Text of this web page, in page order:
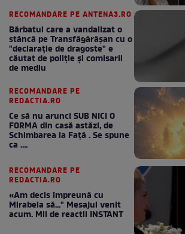
RECOMANDARE PE ANTENA3.RO
Bărbatul care a vandalizat o
stâncă pe Transfăgărășan cu o
"declaraţie de dragoste" e
căutat de poliție și comisarii
de mediu
RECOMANDARE PE
REDACTIA.RO
Ce să nu arunci SUB NICI O
FORMA din casă astăzi, de
Schimbarea la Față . Se spune
ca ....
RECOMANDARE PE
REDACTIA.RO
«Am decis împreună cu
Mirabela să..." Mesajul venit
acum. Mii de reactii INSTANT